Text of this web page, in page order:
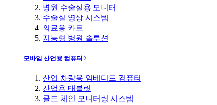
병원 수술실용 모니터
수술실 영상 시스템
의료용 카트
지능형 병원 솔루션
모바일 산업용 컴퓨터
산업 차량용 임베디드 컴퓨터
산업용 태블릿
콜드 체인 모니터링 시스템